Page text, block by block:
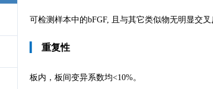
可检测样本中的bFGF, 且与其它类似物无明显交叉
重复性
板内，板间变异系数均<10%。